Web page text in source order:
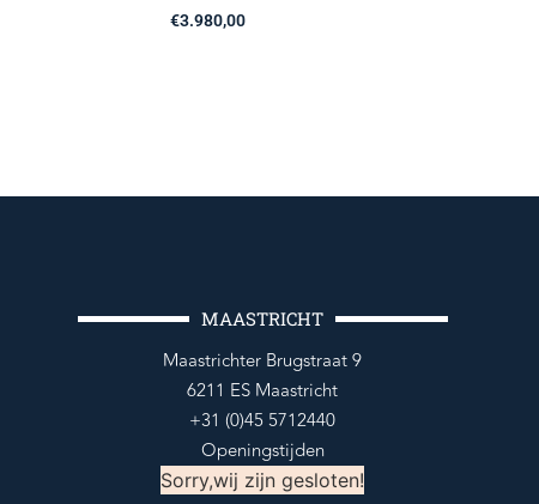
€3.980,00
MAASTRICHT
Maastrichter Brugstraat 9
6211 ES Maastricht
+31 (0)45 5712440
Openingstijden
Sorry,wij zijn gesloten!